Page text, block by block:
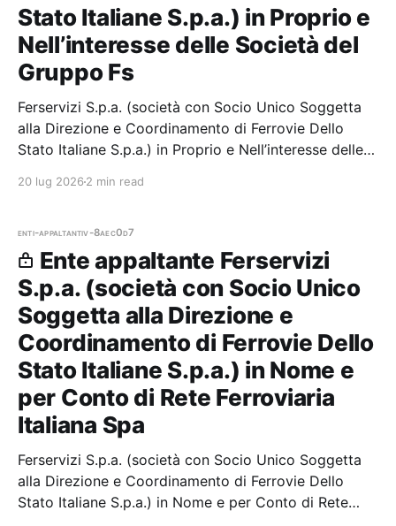
Stato Italiane S.p.a.) in Proprio e
Nell’interesse delle Società del
Gruppo Fs
Ferservizi S.p.a. (società con Socio Unico Soggetta
alla Direzione e Coordinamento di Ferrovie Dello
Stato Italiane S.p.a.) in Proprio e Nell’interesse delle
partecipazioni.
20 lug 2026 2 min read
enti-appaltantiv-8aec0d7
Ente appaltante Ferservizi
S.p.a. (società con Socio Unico
Soggetta alla Direzione e
Coordinamento di Ferrovie Dello
Stato Italiane S.p.a.) in Nome e
per Conto di Rete Ferroviaria
Italiana Spa
Ferservizi S.p.a. (società con Socio Unico Soggetta
alla Direzione e Coordinamento di Ferrovie Dello
Stato Italiane S.p.a.) in Nome e per Conto di Rete